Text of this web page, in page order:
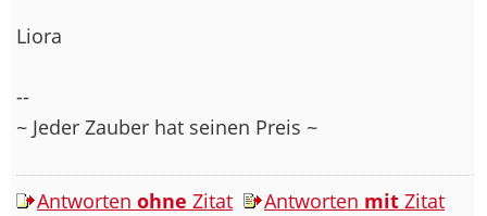
Liora
--
~ Jeder Zauber hat seinen Preis ~
Antworten ohne Zitat Antworten mit Zitat